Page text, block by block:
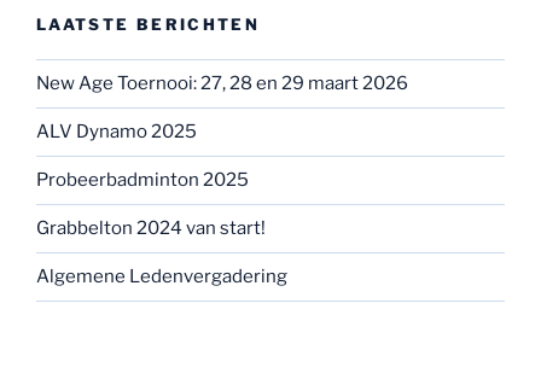
LAATSTE BERICHTEN
New Age Toernooi: 27, 28 en 29 maart 2026
ALV Dynamo 2025
Probeerbadminton 2025
Grabbelton 2024 van start!
Algemene Ledenvergadering